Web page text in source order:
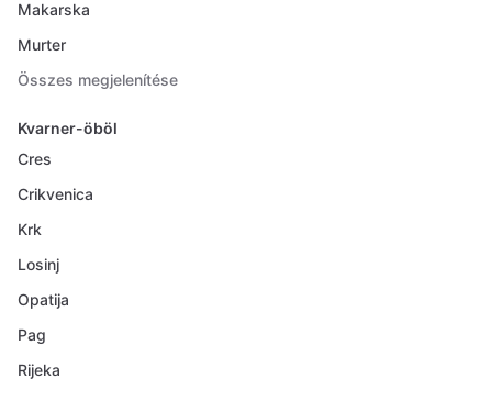
Makarska
Murter
Összes megjelenítése
Kvarner-öböl
Cres
Crikvenica
Krk
Losinj
Opatija
Pag
Rijeka